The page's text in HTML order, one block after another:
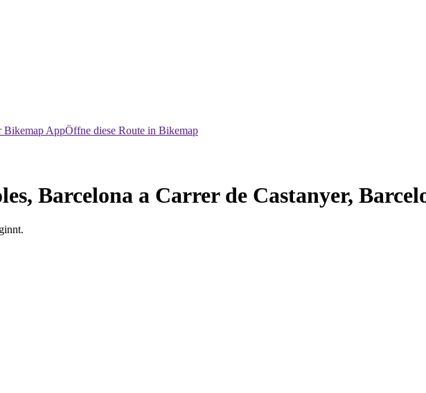
Bikemap AppÖffne diese Route in Bikemap
Barcelona a Carrer de Castanyer,